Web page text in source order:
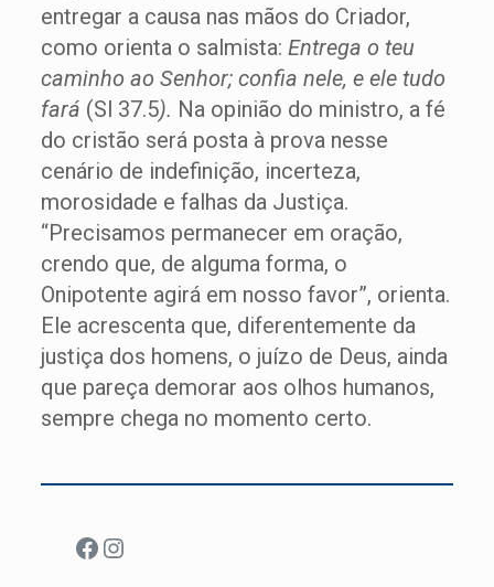
entregar a causa nas mãos do Criador,
como orienta o salmista: Entrega o teu
caminho ao Senhor; confia nele, e ele tudo
fará (Sl 37.5). Na opinião do ministro, a fé
do cristão será posta à prova nesse
cenário de indefinição, incerteza,
morosidade e falhas da Justiça.
“Precisamos permanecer em oração,
crendo que, de alguma forma, o
Onipotente agirá em nosso favor”, orienta.
Ele acrescenta que, diferentemente da
justiça dos homens, o juízo de Deus, ainda
que pareça demorar aos olhos humanos,
sempre chega no momento certo.
Facebook
Instagram